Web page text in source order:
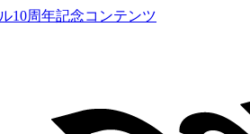
10周年記念コンテンツ